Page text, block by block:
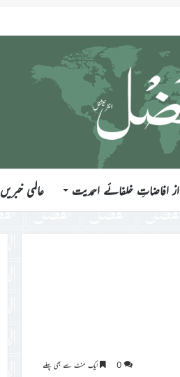
از افاضاتِ خلفائے احمدیت عالمی خبریں
0 ایک منٹ سے بھی پہلے